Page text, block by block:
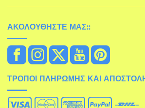
ΑΚΟΛΟΥΘΉΣΤΕ ΜΑΣ::
ΤΡΌΠΟΙ ΠΛΗΡΩΜΉΣ ΚΑΙ